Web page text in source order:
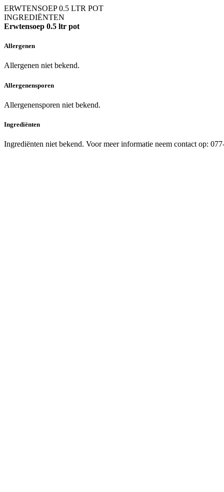
ERWTENSOEP 0.5 LTR POT
INGREDIËNTEN
Erwtensoep 0.5 ltr pot
Allergenen
Allergenen niet bekend.
Allergenensporen
Allergenensporen niet bekend.
Ingrediënten
Ingrediënten niet bekend. Voor meer informatie neem contact op: